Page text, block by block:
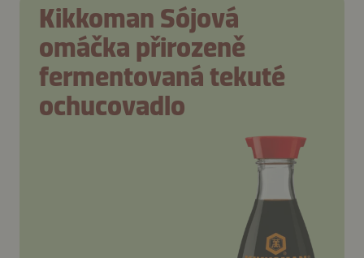
Kikkoman Sójová
omáčka přirozeně
fermentovaná tekuté
ochucovadlo